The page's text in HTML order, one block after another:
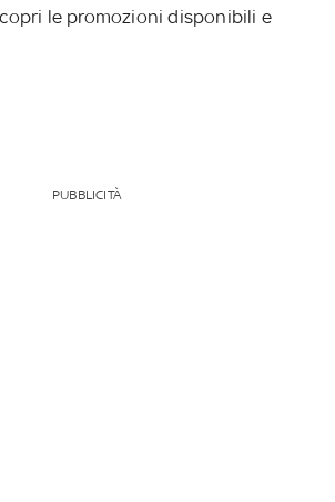
le promozioni disponibili e
PUBBLICITÀ